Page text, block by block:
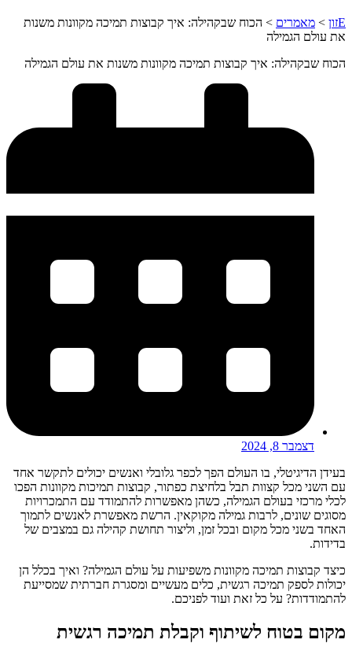
Eזון > מאמרים > הכוח שבקהילה: איך קבוצות תמיכה מקוונות משנות
את עולם הגמילה
הכוח שבקהילה: איך קבוצות תמיכה מקוונות משנות את עולם הגמילה
דצמבר 8, 2024
בעידן הדיגיטלי, בו העולם הפך לכפר גלובלי ואנשים יכולים לתקשר אחד
עם השני מכל קצוות תבל בלחיצת כפתור, קבוצות תמיכות מקוונות הפכו
לכלי מרכזי בעולם הגמילה, כשהן מאפשרות להתמודד עם התמכרויות
מסוגים שונים, לרבות גמילה מקוקאין. הרשת מאפשרת לאנשים לתמוך
האחד בשני מכל מקום ובכל זמן, וליצור תחושת קהילה גם במצבים של
בדידות.
כיצד קבוצות תמיכה מקוונות משפיעות על עולם הגמילה? ואיך בכלל הן
יכולות לספק תמיכה רגשית, כלים מעשיים ומסגרת חברתית שמסייעת
להתמודדות? על כל זאת ועוד לפניכם.
מקום בטוח לשיתוף וקבלת תמיכה רגשית